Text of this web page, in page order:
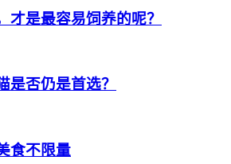
才是最容易饲养的呢？
是否仍是首选？
食不限量